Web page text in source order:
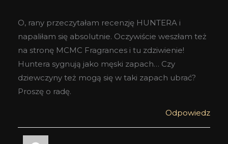
O, rany przeczytałam recenzję HUNTERA i
napaliłam się absolutnie. Oczywiście weszłam też
na stronę MCMC Fragrances i tu zdziwienie!
Huntera sygnują jako męski zapach… Czy
dziewczyny też mogą się w taki zapach ubrać?
Proszę o radę.
Odpowiedz